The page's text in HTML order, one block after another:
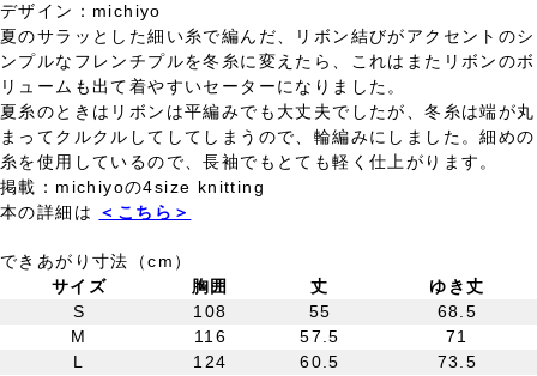
デザイン：michiyo
夏のサラッとした細い糸で編んだ、リボン結びがアクセントのシ
ンプルなフレンチプルを冬糸に変えたら、これはまたリボンのボ
リュームも出て着やすいセーターになりました。
夏糸のときはリボンは平編みでも大丈夫でしたが、冬糸は端が丸
まってクルクルしてしてしまうので、輪編みにしました。細めの
糸を使用しているので、長袖でもとても軽く仕上がります。
掲載：michiyoの4size knitting
本の詳細は
＜こちら＞
できあがり寸法（cm）
サイズ
胸囲 丈
ゆき丈
S
108 55
68.5
M
116 57.5
71
L
124 60.5
73.5